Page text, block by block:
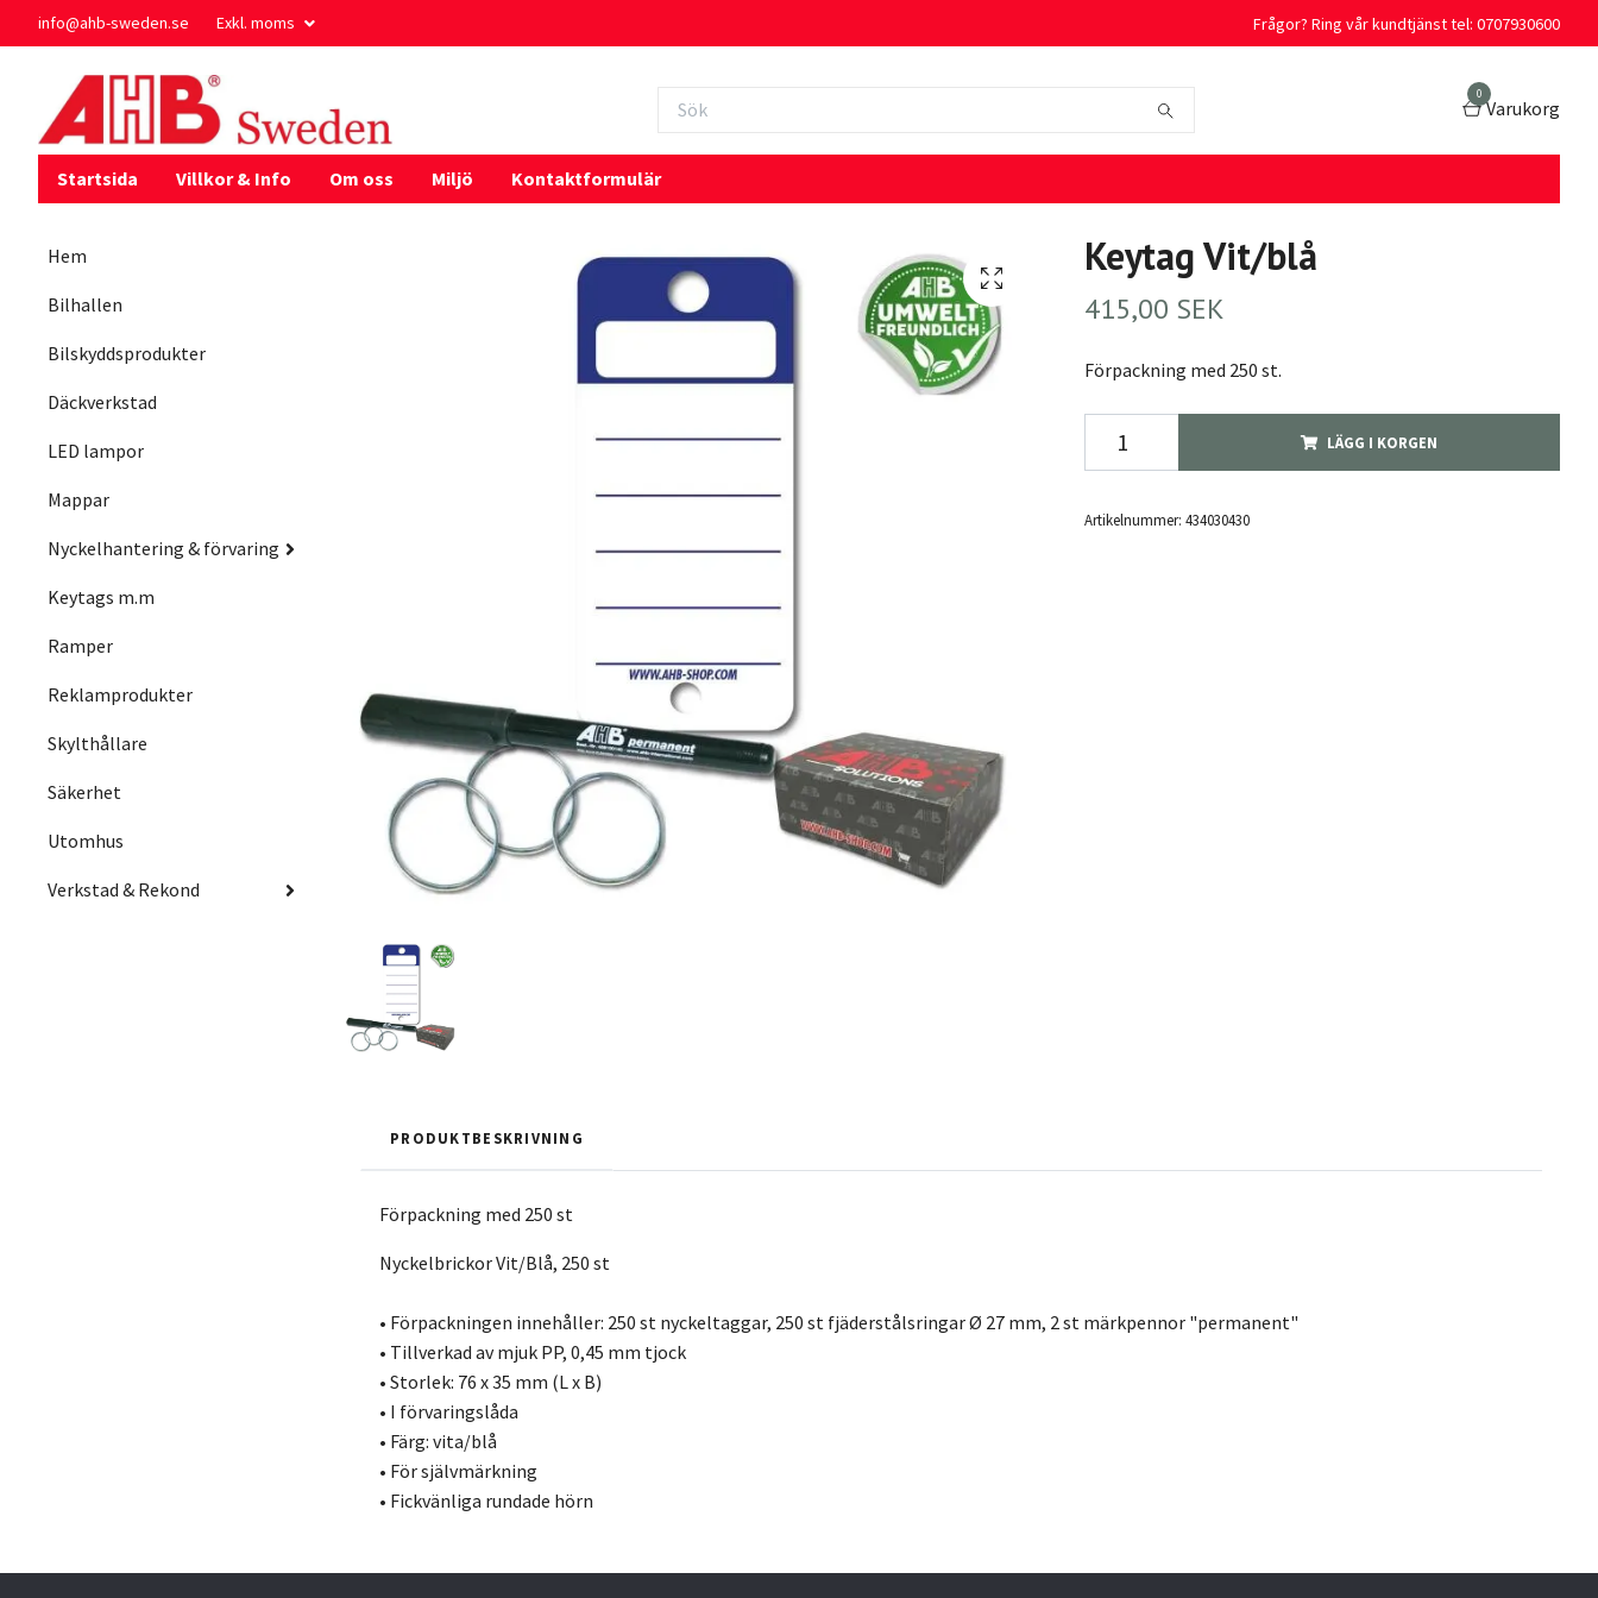
info@ahb-sweden.se Exkl. moms Frågor? Ring vår kundtjänst tel: 0707930600
0
Varukorg
Startsida Villkor & Info Om oss Miljö Kontaktformulär
Hem
Bilhallen
Bilskyddsprodukter
Däckverkstad
LED lampor
Mappar
Nyckelhantering & förvaring
Keytags m.m
Ramper
Reklamprodukter
Skylthållare
Säkerhet
Utomhus
Verkstad & Rekond
Keytag Vit/blå
415,00 SEK
Förpackning med 250 st.
LÄGG I KORGEN
Artikelnummer: 434030430
PRODUKTBESKRIVNING
Förpackning med 250 st
Nyckelbrickor Vit/Blå, 250 st
• Förpackningen innehåller: 250 st nyckeltaggar, 250 st fjäderstålsringar Ø 27 mm, 2 st märkpennor "permanent"
• Tillverkad av mjuk PP, 0,45 mm tjock
• Storlek: 76 x 35 mm (L x B)
• I förvaringslåda
• Färg: vita/blå
• För självmärkning
• Fickvänliga rundade hörn